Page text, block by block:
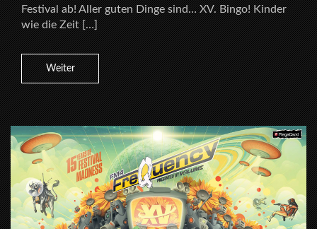
Festival ab! Aller guten Dinge sind… XV. Bingo! Kinder
wie die Zeit […]
Weiter